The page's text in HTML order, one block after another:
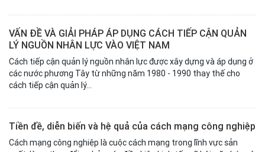
VẤN ĐỀ VÀ GIẢI PHÁP ÁP DỤNG CÁCH TIẾP CẬN QUẢN
LÝ NGUỒN NHÂN LỰC VÀO VIỆT NAM
Cách tiếp cận quản lý nguồn nhân lực được xây dựng và áp dụng ở
các nước phương Tây từ những năm 1980 - 1990 thay thế cho
cách tiếp cận quản lý...
Tiền đề, diễn biến và hệ quả của cách mạng công nghiệp
Cách mạng công nghiệp là cuộc cách mạng trong lĩnh vực sản